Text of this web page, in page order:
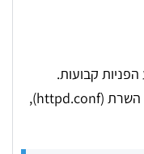
קבועות.
איפשור זה נעשה בקובץ ההגדרות של השרת (httpd.conf),